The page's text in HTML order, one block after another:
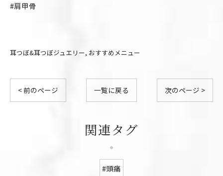
#肩甲骨
耳つぼ&耳つぼジュエリー おすすめメニュー
< 前のページ 一覧に戻る 次のページ >
関連タグ
#頭痛